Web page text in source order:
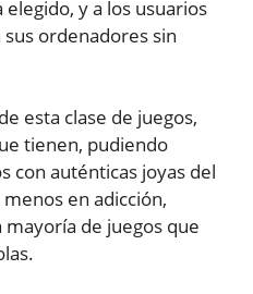
y a los usuarios
ordenadores sin
esta clase de juegos,
tienen, pudiendo
con auténticas joyas del
en adicción,
mayoría de juegos que